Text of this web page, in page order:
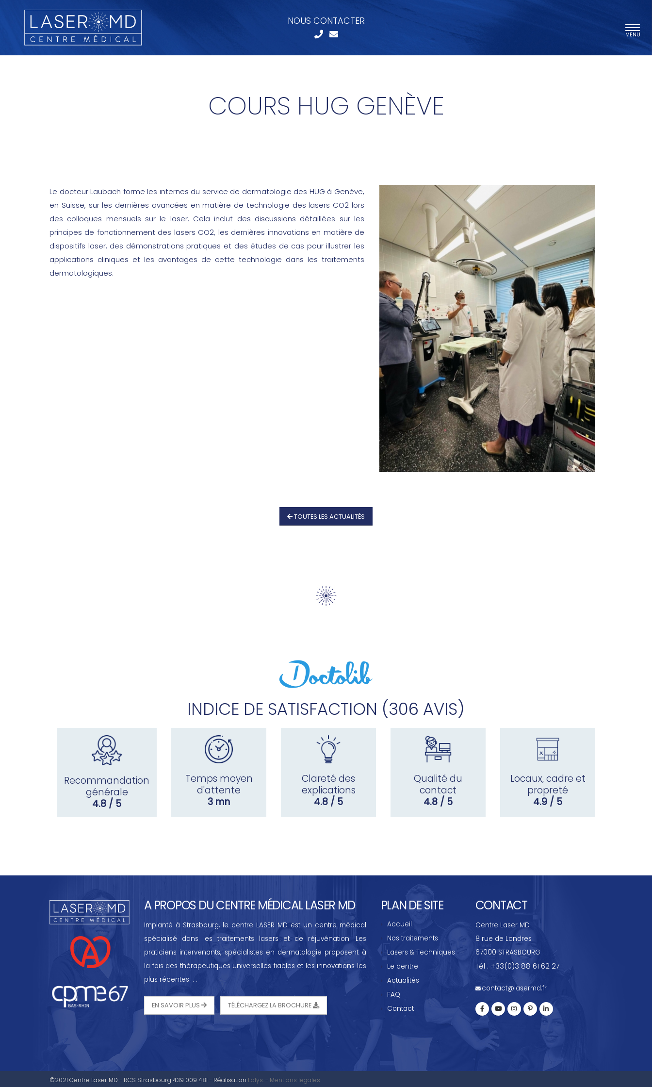
NOUS CONTACTER
MENU
COURS HUG GENÈVE
Le docteur Laubach forme les internes du service de dermatologie des HUG à Genève,
en Suisse, sur les dernières avancées en matière de technologie des lasers CO2 lors
des colloques mensuels sur le laser. Cela inclut des discussions détaillées sur les
principes de fonctionnement des lasers CO2, les dernières innovations en matière de
dispositifs laser, des démonstrations pratiques et des études de cas pour illustrer les
applications cliniques et les avantages de cette technologie dans les traitements
dermatologiques.
TOUTES LES ACTUALITÉS
INDICE DE SATISFACTION (306 AVIS)
Recommandation
générale
4.8 / 5
Temps moyen
d'attente
3 mn
Clareté des
explications
4.8 / 5
Qualité du
contact
4.8 / 5
Locaux, cadre et
propreté
4.9 / 5
A PROPOS DU CENTRE MÉDICAL LASER MD
Implanté à Strasbourg, le centre LASER MD est un centre médical
spécialisé dans les traitements lasers et de réjuvénation. Les
praticiens intervenants, spécialistes en dermatologie proposent à
la fois des thérapeutiques universelles fiables et les innovations les
plus récentes. . .
EN SAVOIR PLUS TÉLÉCHARGEZ LA BROCHURE
PLAN DE SITE
Accueil
Nos traitements
Lasers & Techniques
Le centre
Actualités
FAQ
Contact
CONTACT
Centre Laser MD
8 rue de Londres
67000 STRASBOURG
Tél : +33(0)3 88 61 62 27
contact@lasermd.fr
©2021 Centre Laser MD - RCS Strasbourg 439 009 481 - Réalisation Ealys.- Mentions légales